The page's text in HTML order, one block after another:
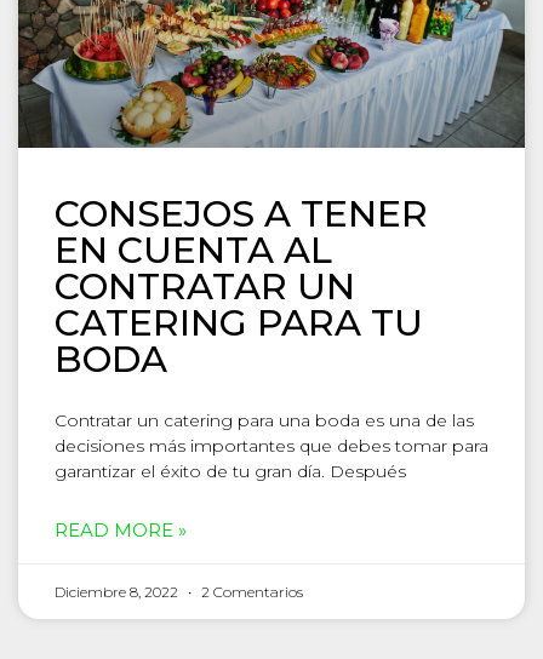
CONSEJOS A TENER
EN CUENTA AL
CONTRATAR UN
CATERING PARA TU
BODA
Contratar un catering para una boda es una de las
decisiones más importantes que debes tomar para
garantizar el éxito de tu gran día. Después
READ MORE »
Diciembre 8, 2022 2 Comentarios